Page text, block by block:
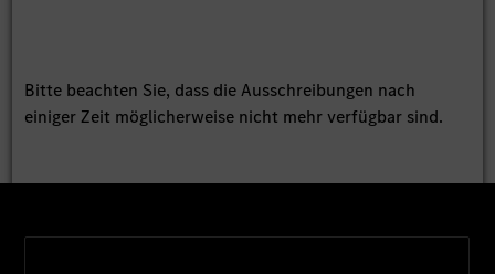
Bitte beachten Sie, dass die Ausschreibungen nach
einiger Zeit möglicherweise nicht mehr verfügbar sind.